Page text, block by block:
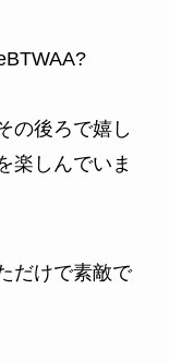
の後ろで嬉し
楽しんでいま
だけで素敵で